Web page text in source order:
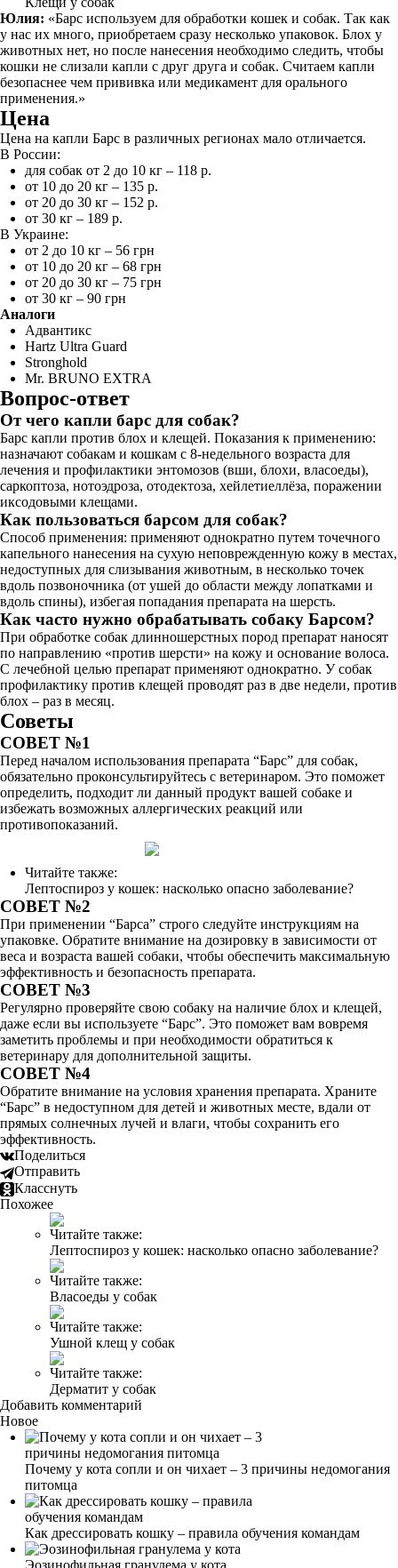
Юлия: «Барс используем для обработки кошек и собак. Так как
у нас их много, приобретаем сразу несколько упаковок. Блох у
животных нет, но после нанесения необходимо следить, чтобы
кошки не слизали капли с друг друга и собак. Считаем капли
безопаснее чем прививка или медикамент для орального
применения.»
Цена
Цена на капли Барс в различных регионах мало отличается.
В России:
для собак от 2 до 10 кг – 118 р.
от 10 до 20 кг – 135 р.
от 20 до 30 кг – 152 р.
от 30 кг – 189 р.
В Украине:
от 2 до 10 кг – 56 грн
от 10 до 20 кг – 68 грн
от 20 до 30 кг – 75 грн
от 30 кг – 90 грн
Аналоги
Адвантикс
Hartz Ultra Guard
Stronghold
Mr. BRUNO EXTRA
Вопрос-ответ
От чего капли барс для собак?
Барс капли против блох и клещей. Показания к применению:
назначают собакам и кошкам с 8-недельного возраста для
лечения и профилактики энтомозов (вши, блохи, власоеды),
саркоптоза, нотоэдроза, отодектоза, хейлетиеллёза, поражении
иксодовыми клещами.
Как пользоваться барсом для собак?
Способ применения: применяют однократно путем точечного
капельного нанесения на сухую неповрежденную кожу в местах,
недоступных для слизывания животным, в несколько точек
вдоль позвоночника (от ушей до области между лопатками и
вдоль спины), избегая попадания препарата на шерсть.
Как часто нужно обрабатывать собаку Барсом?
При обработке собак длинношерстных пород препарат наносят
по направлению «против шерсти» на кожу и основание волоса.
С лечебной целью препарат применяют однократно. У собак
профилактику против клещей проводят раз в две недели, против
блох – раз в месяц.
Советы
СОВЕТ №1
Перед началом использования препарата “Барс” для собак,
обязательно проконсультируйтесь с ветеринаром. Это поможет
определить, подходит ли данный продукт вашей собаке и
избежать возможных аллергических реакций или
противопоказаний.
Читайте также:
Лептоспироз у кошек: насколько опасно заболевание?
СОВЕТ №2
При применении “Барса” строго следуйте инструкциям на
упаковке. Обратите внимание на дозировку в зависимости от
веса и возраста вашей собаки, чтобы обеспечить максимальную
эффективность и безопасность препарата.
СОВЕТ №3
Регулярно проверяйте свою собаку на наличие блох и клещей,
даже если вы используете “Барс”. Это поможет вам вовремя
заметить проблемы и при необходимости обратиться к
ветеринару для дополнительной защиты.
СОВЕТ №4
Обратите внимание на условия хранения препарата. Храните
“Барс” в недоступном для детей и животных месте, вдали от
прямых солнечных лучей и влаги, чтобы сохранить его
эффективность.
Поделиться
Отправить
Класснуть
Похожее
Читайте также:
Лептоспироз у кошек: насколько опасно заболевание?
Читайте также:
Власоеды у собак
Читайте также:
Ушной клещ у собак
Читайте также:
Дерматит у собак
Добавить комментарий
Новое
Почему у кота сопли и он чихает – 3 причины недомогания
питомца
Как дрессировать кошку – правила обучения командам
Эозинофильная гранулема у кота